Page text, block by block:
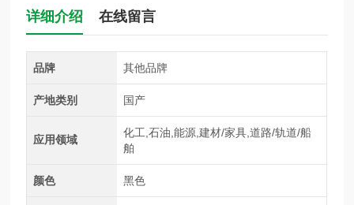
详细介绍 在线留言
品牌 其他品牌
产地类别 国产
应用领域
化工,石油,能源,建材/家具,道路/轨道/船
舶
颜色 黑色